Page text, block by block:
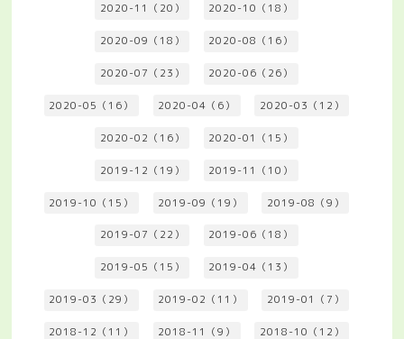
2020-11（20） 2020-10（18）
2020-09（18） 2020-08（16）
2020-07（23） 2020-06（26）
2020-05（16） 2020-04（6） 2020-03（12）
2020-02（16） 2020-01（15）
2019-12（19） 2019-11（10）
2019-10（15） 2019-09（19） 2019-08（9）
2019-07（22） 2019-06（18）
2019-05（15） 2019-04（13）
2019-03（29） 2019-02（11） 2019-01（7）
2018-12（11） 2018-11（9） 2018-10（12）